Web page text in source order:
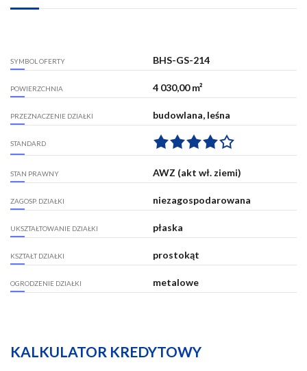
SYMBOL OFERTY BHS-GS-214
POWIERZCHNIA 4 030,00 m²
PRZEZNACZENIE DZIAŁKI budowlana, leśna
STANDARD
STAN PRAWNY AWZ (akt wł. ziemi)
ZAGOSP. DZIAŁKI niezagospodarowana
UKSZTAŁTOWANIE DZIAŁKI płaska
KSZTAŁT DZIAŁKI prostokąt
OGRODZENIE DZIAŁKI metalowe
KALKULATOR KREDYTOWY